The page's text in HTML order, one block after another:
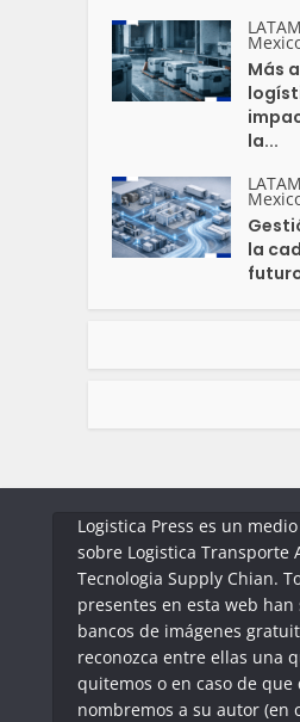
LATAM
Más
la...
LATAM
la
Logistica Press es un
sobre Logistica Transporte
Tecnologia Supply Chian.
presentes en esta web
bancos de imágenes
reconozca entre ellas una
quitemos o en caso de
nombremos a su autor (en